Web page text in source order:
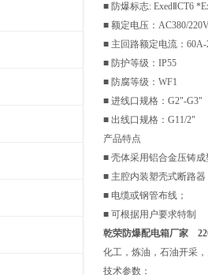
■ 防爆标志: ExedⅡCT6
■ 额定电压：AC380/
■ 主回路额定电流：60A-
■ 防护等级：IP55
■ 防腐等级：WF1
■ 进线口规格：G2"-G3"
■ 出线口规格：G11/2"
产品特点
■ 壳体采用铝合金压铸
■ 主腔内装塑壳式断路器
■ 电缆或钢管布线；
■ 可根据用户要求特制
乾荣防爆配电箱厂家
化工，炼油，石油开采
技术参数：